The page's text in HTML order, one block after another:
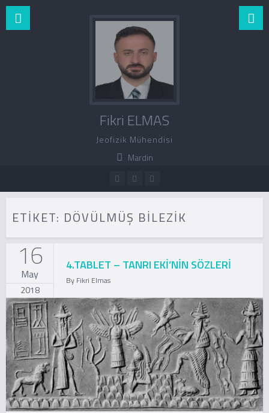
Fikri ELMAS
Jeofizik Mühendisi
Mardin
ETIKET: DÖVÜLMÜŞ BILEZIK
16
May
2018
4.TABLET – TANRI EKİ’NİN SÖZLERİ
By Fikri Elmas